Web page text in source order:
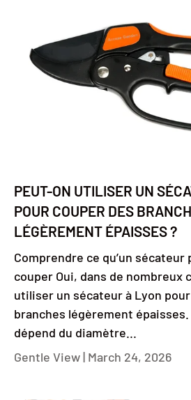
PEUT-ON UTILISER UN
POUR COUPER DES
LÉGÈREMENT ÉPAISSES ?
Comprendre ce qu’un
couper Oui, dans de nombreux
utiliser un sécateur à Lyon
branches légèrement
dépend du diamètre...
Gentle View | March 24, 2026